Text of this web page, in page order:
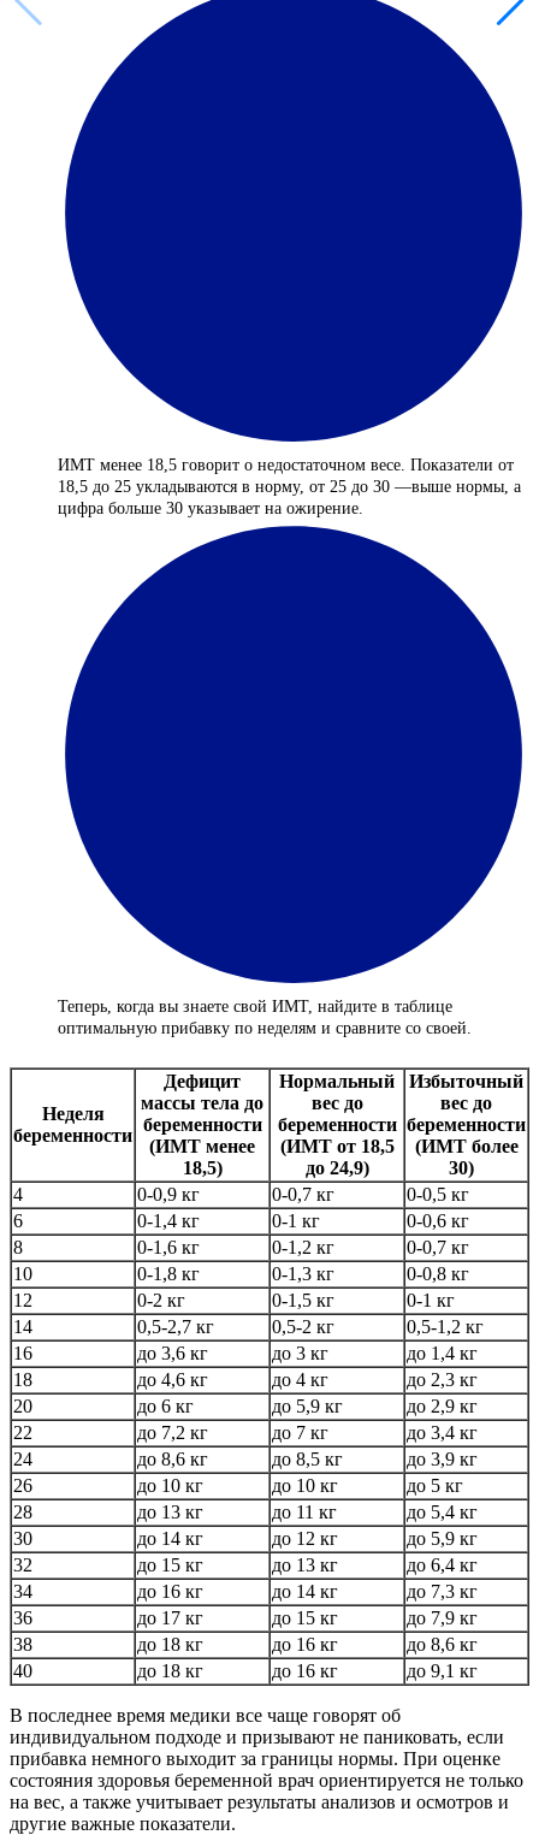
ИМТ менее 18,5 говорит о недостаточном весе. Показатели от
18,5 до 25 укладываются в норму, от 25 до 30 —выше нормы, а
цифра больше 30 указывает на ожирение.
Теперь, когда вы знаете свой ИМТ, найдите в таблице
оптимальную прибавку по неделям и сравните со своей.
Неделя
беременности
Дефицит
массы тела до
беременности
(ИМТ менее
18,5)
Нормальный
вес до
беременности
(ИМТ от 18,5
до 24,9)
Избыточный
вес до
беременности
(ИМТ более
30)
4
0-0,9 кг 0-0,7 кг
0-0,5 кг
6
0-1,4 кг 0-1 кг
0-0,6 кг
8
0-1,6 кг 0-1,2 кг
0-0,7 кг
10
0-1,8 кг 0-1,3 кг
0-0,8 кг
12
0-2 кг 0-1,5 кг
0-1 кг
14
0,5-2,7 кг 0,5-2 кг
0,5-1,2 кг
16
до 3,6 кг до 3 кг
до 1,4 кг
18
до 4,6 кг до 4 кг
до 2,3 кг
20
до 6 кг до 5,9 кг
до 2,9 кг
22
до 7,2 кг до 7 кг
до 3,4 кг
24
до 8,6 кг до 8,5 кг
до 3,9 кг
26
до 10 кг до 10 кг
до 5 кг
28
до 13 кг до 11 кг
до 5,4 кг
30
до 14 кг до 12 кг
до 5,9 кг
32
до 15 кг до 13 кг
до 6,4 кг
34
до 16 кг до 14 кг
до 7,3 кг
36
до 17 кг до 15 кг
до 7,9 кг
38
до 18 кг до 16 кг
до 8,6 кг
40
до 18 кг до 16 кг до 9,1 кг
В последнее время медики все чаще говорят об
индивидуальном подходе и призывают не паниковать, если
прибавка немного выходит за границы нормы. При оценке
состояния здоровья беременной врач ориентируется не только
на вес, а также учитывает результаты анализов и осмотров и
другие важные показатели.